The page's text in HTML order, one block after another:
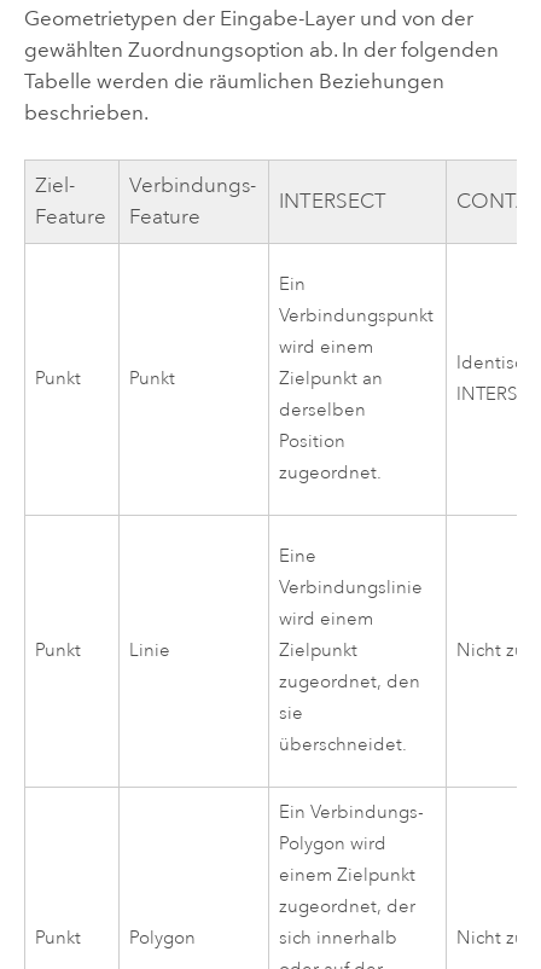
Geometrietypen der Eingabe-Layer und von der
gewählten Zuordnungsoption ab. In der folgenden
Tabelle werden die räumlichen Beziehungen
beschrieben.
Ziel-
Feature
Verbindungs-
Feature
INTERSECT
Punkt Punkt
Ein
Verbindungspunkt
wird einem
Zielpunkt an
derselben
Position
zugeordnet.
Identisch
Punkt Linie
Eine
Verbindungslinie
wird einem
Zielpunkt
zugeordnet, den
sie
überschneidet.
Nicht
Punkt Polygon
Ein Verbindungs-
Polygon wird
einem Zielpunkt
zugeordnet, der
sich innerhalb
Nicht